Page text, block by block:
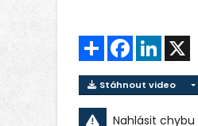
Sdílet FacebookLinkedIn
Stáhnout video
Nahlásit chybu